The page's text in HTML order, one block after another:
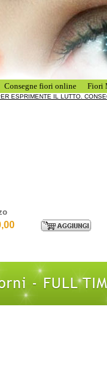
Consegne fiori online Fiori
ESPRIMENTE IL LUTTO.